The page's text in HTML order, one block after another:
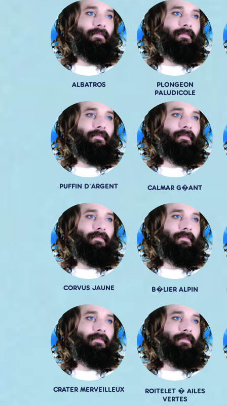
ALBATROS
PLONGEON
PALUDICOLE
PUFFIN D'ARGENT CALMAR G�ANT
CORVUS JAUNE B�LIER ALPIN
CRATER MERVEILLEUX
ROITELET � AILES
VERTES